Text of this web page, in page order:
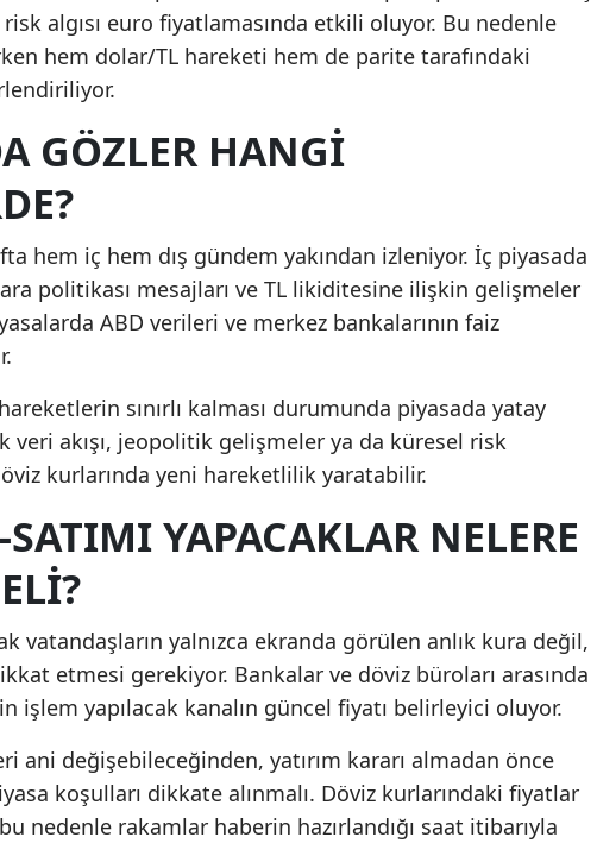
algısı euro fiyatlamasında etkili oluyor. Bu nedenle
hem dolar/TL hareketi hem de parite tarafındaki
GÖZLER HANGI
hem iç hem dış gündem yakından izleniyor. İç piyasada
politikası mesajları ve TL likiditesine ilişkin gelişmeler
ABD verileri ve merkez bankalarının faiz
sınırlı kalması durumunda piyasada yatay
veri akışı, jeopolitik gelişmeler ya da küresel risk
kurlarında yeni hareketlilik yaratabilir.
YAPACAKLAR NELERE
vatandaşların yalnızca ekranda görülen anlık kura değil,
etmesi gerekiyor. Bankalar ve döviz büroları arasında
işlem yapılacak kanalın güncel fiyatı belirleyici oluyor.
ani değişebileceğinden, yatırım kararı almadan önce
koşulları dikkate alınmalı. Döviz kurlarındaki fiyatlar
nedenle rakamlar haberin hazırlandığı saat itibarıyla